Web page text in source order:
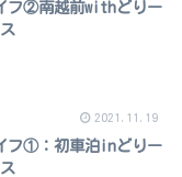
フ②南越前withどりー
2021.11.19
フ①：初車泊inどりー